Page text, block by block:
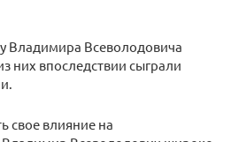
Владимира Всеволодовича
них впоследствии сыграли
свое влияние на